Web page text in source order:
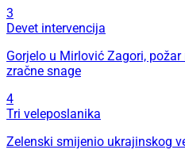
3
Devet intervencija
Gorjelo u Mirlović Zagori,
zračne snage
4
Tri veleposlanika
Zelenski smijenio ukrajinskog